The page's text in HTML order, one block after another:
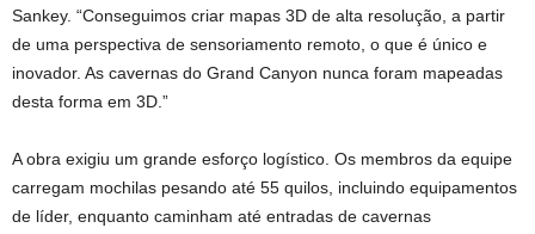
Sankey. “Conseguimos criar mapas 3D de alta resolução, a partir
de uma perspectiva de sensoriamento remoto, o que é único e
inovador. As cavernas do Grand Canyon nunca foram mapeadas
desta forma em 3D.”
A obra exigiu um grande esforço logístico. Os membros da equipe
carregam mochilas pesando até 55 quilos, incluindo equipamentos
de líder, enquanto caminham até entradas de cavernas